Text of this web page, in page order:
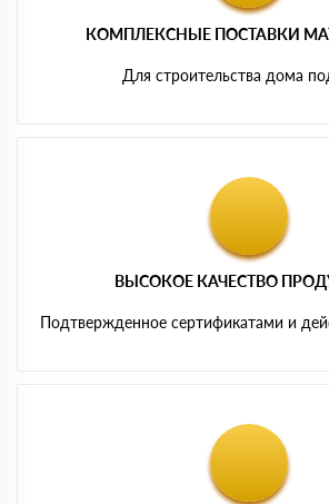
КОМПЛЕКСНЫЕ ПОСТАВКИ
Для строительства дома
ВЫСОКОЕ КАЧЕСТВО
Подтвержденное сертификатами и